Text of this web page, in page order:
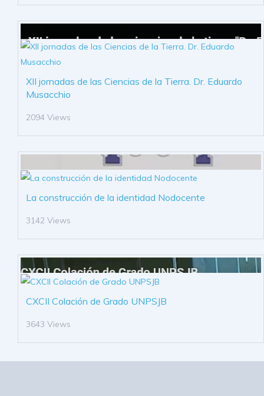
XII jornadas de las Ciencias de la Tierra. Dr. Eduardo
Musacchio
2094 Views
La construcción de la identidad Nodocente
3142 Views
CXCII Colación de Grado UNPSJB
3643 Views